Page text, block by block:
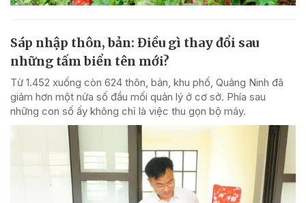
Sáp nhập thôn, bản: Điều gì thay đổi sau
những tấm biển tên mới?
Từ 1.452 xuống còn 624 thôn, bản, khu phố, Quảng Ninh đã
giảm hơn một nửa số đầu mối quản lý ở cơ sở. Phía sau
những con số ấy không chỉ là việc thu gọn bộ máy.